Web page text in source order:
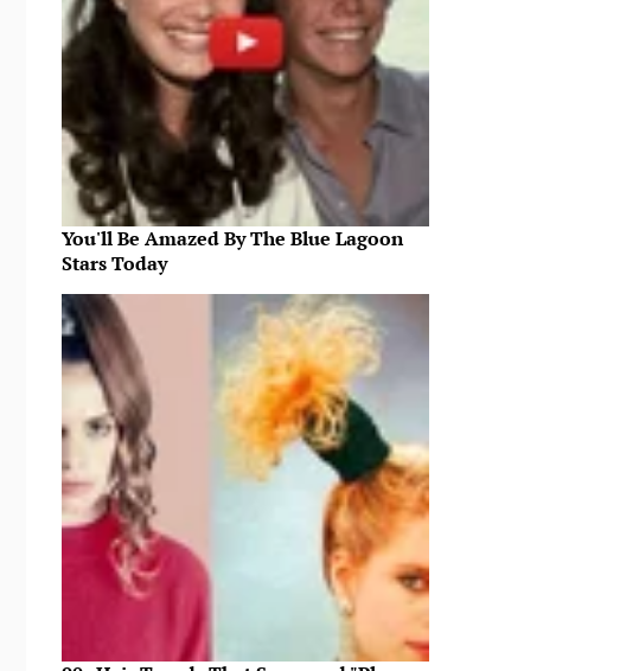
You'll Be Amazed By The Blue Lagoon
Stars Today